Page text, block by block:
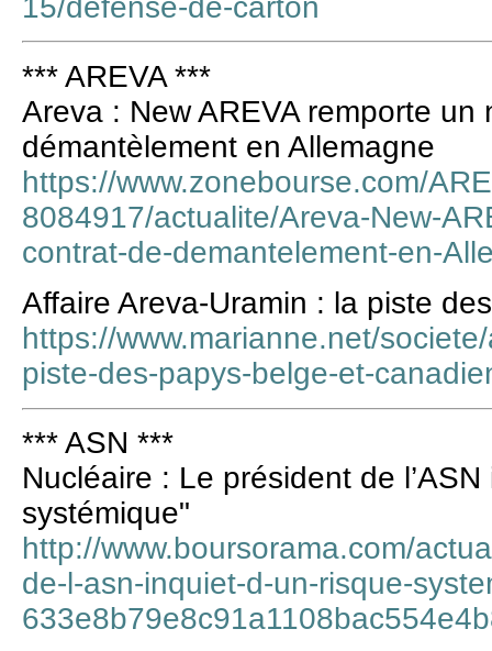
15/defense-de-carton
*** AREVA ***
Areva : New AREVA remporte
démantèlement en Allemagne
https://www.zonebourse.com/
8084917/actualite/Areva-New-
contrat-de-demantelement-en-
Affaire Areva-Uramin : la piste
https://www.marianne.net/
piste-des-papys-belge-et-
*** ASN ***
Nucléaire : Le président de
systémique"
http://www.boursorama.com/
de-l-asn-inquiet-d-un-risque-